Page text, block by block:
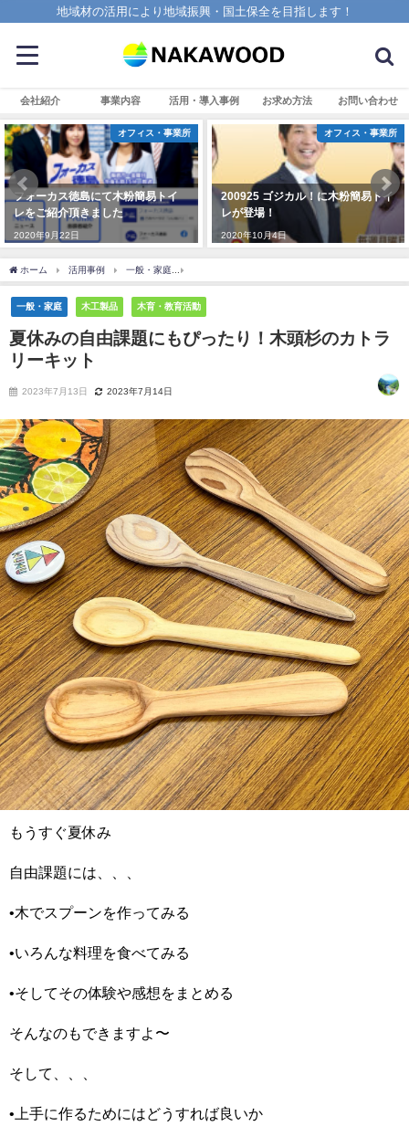
地域材の活用により地域振興・国土保全を目指します！
会社紹介 事業内容 活用・導入事例 お求め方法 お問い合わせ
オフィス・事業所
フォーカス徳島にて木粉簡易トイ
レをご紹介頂きました
2020年9月22日
オフィス・事業所
200925 ゴジカル！に木粉簡易トイ
レが登場！
2020年10月4日
ホーム 活用事例 一般・家庭
一般・家庭 木工製品 木育・教育活動
夏休み️の自由課題にもぴったり！木頭杉のカトラ
リーキット
2023年7月13日 2023年7月14日
もうすぐ夏休み️
自由課題には、、、
•木でスプーンを作ってみる
•いろんな料理を食べてみる
•そしてその体験や感想をまとめる
そんなのもできますよ〜
そして、、、
•上手に作るためにはどうすれば良いか